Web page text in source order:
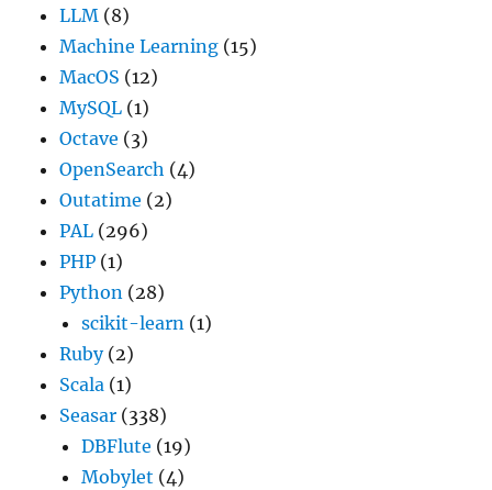
LLM (8)
Machine Learning (15)
MacOS (12)
MySQL (1)
Octave (3)
OpenSearch (4)
Outatime (2)
PAL (296)
PHP (1)
Python (28)
scikit-learn (1)
Ruby(2)
Scala (1)
Seasar (338)
DBFlute (19)
Mobylet (4)